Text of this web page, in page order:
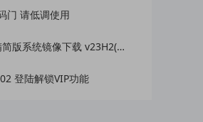
门 请低调使用
载 v23H2(22631.7376) 小修稳定极限版二合一
登陆解锁VIP功能